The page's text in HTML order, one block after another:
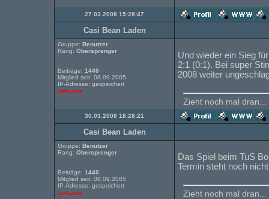
27.03.2008 15:28:47
Casi Bean Laden
Gruppe: Benutzer
Rang: Obersprenger
Beiträge: 1440
Mitglied seit: 08.09.2005
IP-Adresse: gespeichert
Und wieder ein Sieg
2:1 (0:1). Bei super
2008 weiter
Zieht noch mal dran...
30.03.2008 18:28:21
Casi Bean Laden
Gruppe: Benutzer
Rang: Obersprenger
Beiträge: 1440
Mitglied seit: 08.09.2005
IP-Adresse: gespeichert
Das Spiel beim TuS
Termin steht noch
Zieht noch mal dran...